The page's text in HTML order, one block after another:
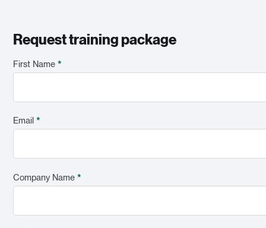
Request training package
First Name *
Email *
Company Name *